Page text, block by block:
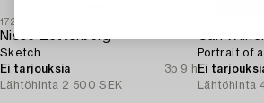
1720896
Nisse Zetterberg
Sketch.
Ei tarjouksia
3p 9 h
Lähtöhinta 2 500 SEK
Carl
Portrait of a
Ei
Lähtöhinta